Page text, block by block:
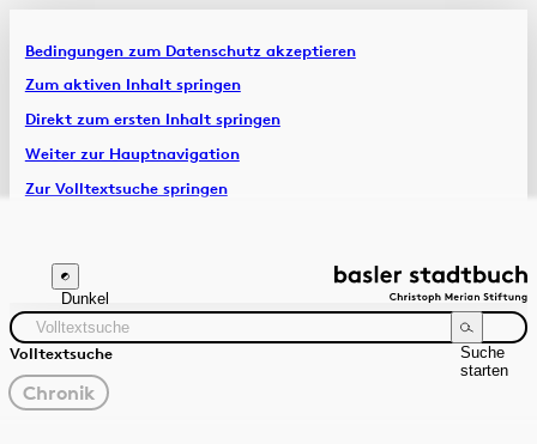
Bedingungen zum Datenschutz akzeptieren
Zum aktiven Inhalt springen
Direkt zum ersten Inhalt springen
Weiter zur Hauptnavigation
Zur Volltextsuche springen
Artikel & Dossiers
Chronik
Dunkel
Volltextsuche
Suche
starten
gewählter
Filter
Chronik